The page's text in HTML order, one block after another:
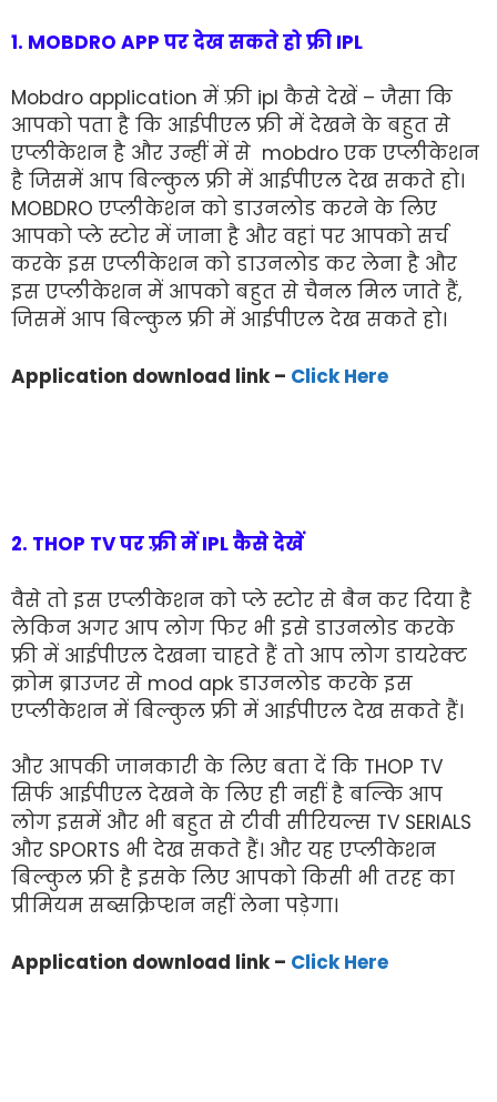
1. MOBDRO APP पर देख सकते हो फ्री IPL
Mobdro application में फ़्री ipl कैसे देखें – जैसा कि
आपको पता है कि आईपीएल फ्री में देखने के बहुत से
एप्लीकेशन है और उन्हीं में से mobdro एक एप्लीकेशन
है जिसमें आप बिल्कुल फ्री में आईपीएल देख सकते हो।
MOBDRO एप्लीकेशन को डाउनलोड करने के लिए
आपको प्ले स्टोर में जाना है और वहां पर आपको सर्च
करके इस एप्लीकेशन को डाउनलोड कर लेना है और
इस एप्लीकेशन में आपको बहुत से चैनल मिल जाते हैं,
जिसमें आप बिल्कुल फ्री में आईपीएल देख सकते हो।
Application download link – Click Here
2. THOP TV पर फ़्री में IPL कैसे देखें
वैसे तो इस एप्लीकेशन को प्ले स्टोर से बैन कर दिया है
लेकिन अगर आप लोग फिर भी इसे डाउनलोड करके
फ्री में आईपीएल देखना चाहते हैं तो आप लोग डायरेक्ट
क्रोम ब्राउजर से mod apk डाउनलोड करके इस
एप्लीकेशन में बिल्कुल फ्री में आईपीएल देख सकते हैं।
और आपकी जानकारी के लिए बता दें कि THOP TV
सिर्फ आईपीएल देखने के लिए ही नहीं है बल्कि आप
लोग इसमें और भी बहुत से टीवी सीरियल्स TV SERIALS
और SPORTS भी देख सकते हैं। और यह एप्लीकेशन
बिल्कुल फ्री है इसके लिए आपको किसी भी तरह का
प्रीमियम सब्सक्रिप्शन नहीं लेना पड़ेगा।
Application download link – Click Here